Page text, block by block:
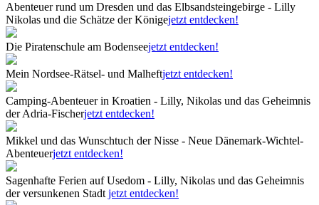
Abenteuer rund um Dresden und das Elbsandsteingebirge - Lilly
Nikolas und die Schätze der Königejetzt entdecken!
Die Piratenschule am Bodenseejetzt entdecken!
Mein Nordsee-Rätsel- und Malheftjetzt entdecken!
Camping-Abenteuer in Kroatien - Lilly, Nikolas und das Geheimnis
der Adria-Fischerjetzt entdecken!
Mikkel und das Wunschtuch der Nisse - Neue Dänemark-Wichtel-
Abenteuerjetzt entdecken!
Sagenhafte Ferien auf Usedom - Lilly, Nikolas und das Geheimnis
der versunkenen Stadt jetzt entdecken!